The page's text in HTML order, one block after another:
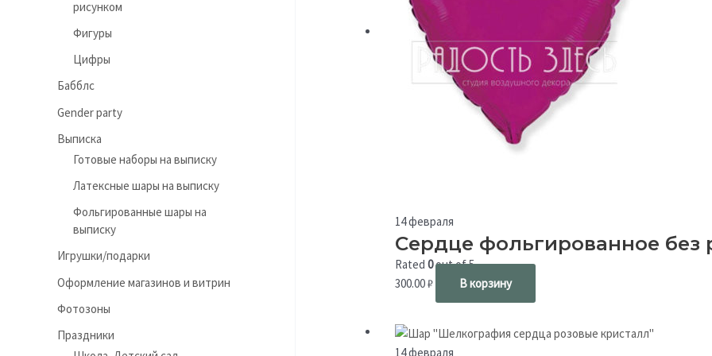
рисунком
Фигуры
Цифры
Бабблс
Gender party
Выписка
Готовые наборы на выписку
Латексные шары на выписку
Фольгированные шары на
выписку
Игрушки/подарки
Оформление магазинов и витрин
Фотозоны
Праздники
14 февраля
Сердце фольгированное без
Rated 0out of 5
300.00₽ В корзину
chosen
on
the
product
page
14 февраля